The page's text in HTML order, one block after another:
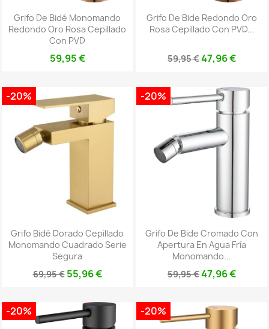
Grifo De Bidé Monomando
Redondo Oro Rosa Cepillado
Con PVD
59,95 €
Grifo De Bide Redondo Oro
Rosa Cepillado Con PVD...
59,95 €47,96 €
Grifo Bidé Dorado Cepillado
Monomando Cuadrado Serie
Segura
69,95 € 55,96 €
-20%
Grifo De Bide Cromado Con
Apertura En Agua Fría
Monomando...
59,95 €47,96 €
-20%
-20% -20%